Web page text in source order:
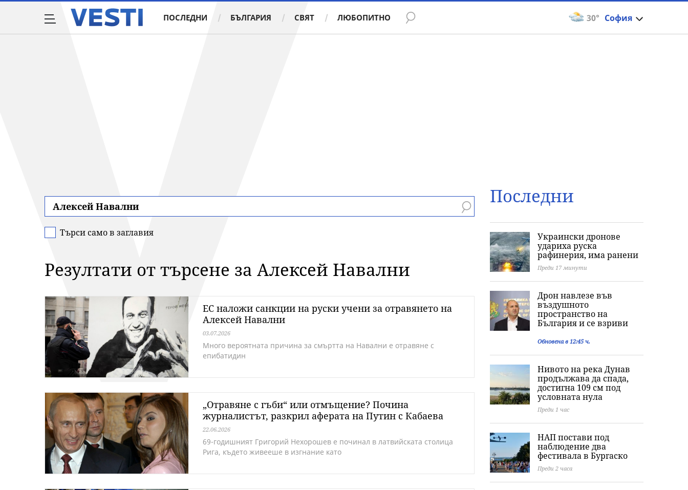
30° София
ПОСЛЕДНИ БЪЛГАРИЯ СВЯТ ЛЮБОПИТНО
Търси само в заглавия
Резултати от търсене за Алексей Навални
ЕС наложи санкции на руски учени за отравянето на
Алексей Навални
03.07.2026
Много вероятната причина за смъртта на Навални е отравяне с
епибатидин
„Отравяне с гъби“ или отмъщение? Почина
журналистът, разкрил аферата на Путин с Кабаева
22.06.2026
69-годишният Григорий Нехорошев е починал в латвийската столица
Рига, където живееше в изгнание като
Последни
Украински дронове
удариха руска
рафинерия, има ранени
Преди 17 минути
Дрон навлезе във
въздушното
пространство на
България и се взриви
Обновена в 12:45 ч.
Нивото на река Дунав
продължава да спада,
достигна 109 см под
условната нула
Преди 1 час
НАП постави под
наблюдение два
фестивала в Бургаско
Преди 2 часа